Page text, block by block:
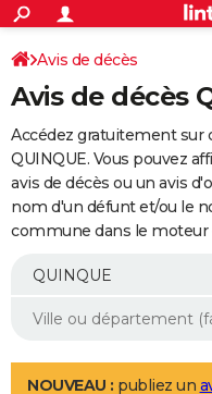
ACTUALITÉS
Politique
Société
Faits Divers
Education
Monde
Villes
+
SPORT
Coupe du monde 2026
Football
Tennis
Cyclisme
Rugby
Forum
Programme TV
TNT
Streaming
Cinéma
Sorties cinéma
Musique
+
FINANCE
Retraite
Epargne
Immobilier
Risques naturels par ville
Banque
Assurance
AUTO
Essais
Réserver un essai
Citadines
Berlines
SUV
Forum auto
+
Mobiles
Meilleur smartphone
Internet
Ordinateurs
Jeux vidéo
Guide high-tech
Aménagement intérieur
LIFESTYLE
Avis de décès
Avis de décès
Accédez gratuitement sur
QUINQUE. Vous pouvez
avis de décès ou un avis
nom d'un défunt et/ou le
commune dans le moteur
NOUVEAU : publiez un